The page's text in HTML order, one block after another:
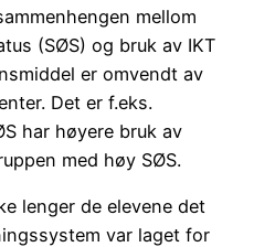
mellom
(SØS) og bruk av IKT
er omvendt av
Det er f.eks.
har høyere bruk av
med høy SØS.
lenger de elevene det
var laget for